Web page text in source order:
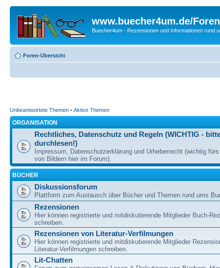
www.buecher4um.de/Foren
Buecher4um - Rezensionen und Informationen rund
Foren-Übersicht
Unbeantwortete Themen • Aktive Themen
ORGANISATION
Rechtliches, Datenschutz und Regeln (WICHTIG -
durchlesen!)
Impressum, Datenschutzerklärung und Urheberrecht (wichtig
von Bildern hier im Forum).
BÜCHER
Diskussionsforum
Plattform zum Austausch über Bücher und Themen rund ums
Rezensionen
Hier können registrierte und mitdiskutierende Mitglieder Buch-
schreiben.
Rezensionen von Literatur-Verfilmungen
Hier können registrierte und mitdiskutierende Mitglieder
Literatur-Verfilmungen schreiben.
Lit-Chatten